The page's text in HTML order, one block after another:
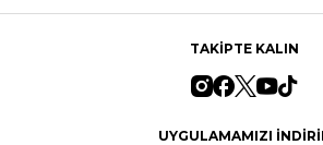
TAKİPTE KALIN
UYGULAMAMIZI